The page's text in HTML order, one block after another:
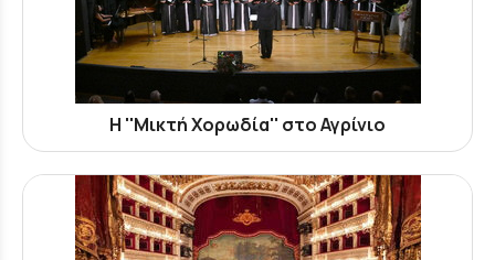
Η ''Μικτή Χορωδία'' στο Αγρίνιο